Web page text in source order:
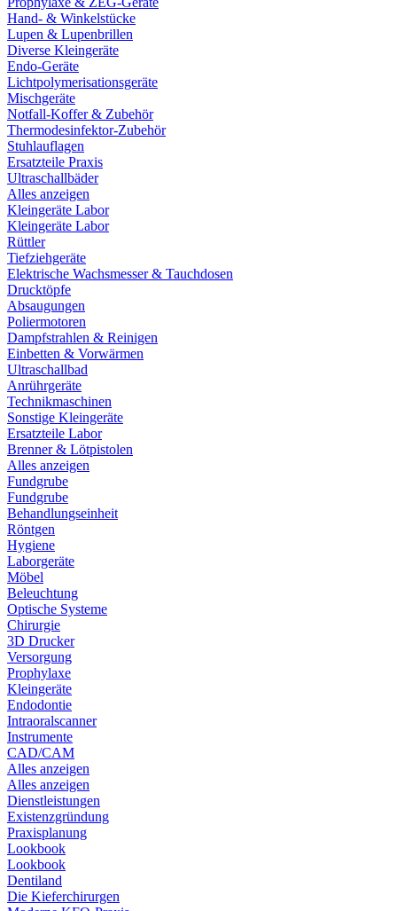
Hand- & Winkelstücke
Lupen & Lupenbrillen
Diverse Kleingeräte
Endo-Geräte
Lichtpolymerisationsgeräte
Mischgeräte
Notfall-Koffer & Zubehör
Thermodesinfektor-Zubehör
Stuhlauflagen
Ersatzteile Praxis
Ultraschallbäder
Alles anzeigen
Kleingeräte Labor
Kleingeräte Labor
Rüttler
Tiefziehgeräte
Elektrische Wachsmesser & Tauchdosen
Drucktöpfe
Absaugungen
Poliermotoren
Dampfstrahlen & Reinigen
Einbetten & Vorwärmen
Ultraschallbad
Anrührgeräte
Technikmaschinen
Sonstige Kleingeräte
Ersatzteile Labor
Brenner & Lötpistolen
Alles anzeigen
Fundgrube
Fundgrube
Behandlungseinheit
Röntgen
Hygiene
Laborgeräte
Möbel
Beleuchtung
Optische Systeme
Chirurgie
3D Drucker
Versorgung
Prophylaxe
Kleingeräte
Endodontie
Intraoralscanner
Instrumente
CAD/CAM
Alles anzeigen
Alles anzeigen
Dienstleistungen
Existenzgründung
Praxisplanung
Lookbook
Lookbook
Dentiland
Die Kieferchirurgen